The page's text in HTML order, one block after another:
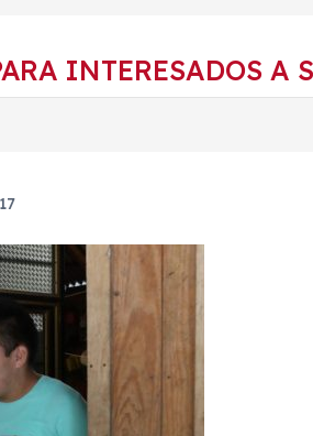
INTERESADOS A